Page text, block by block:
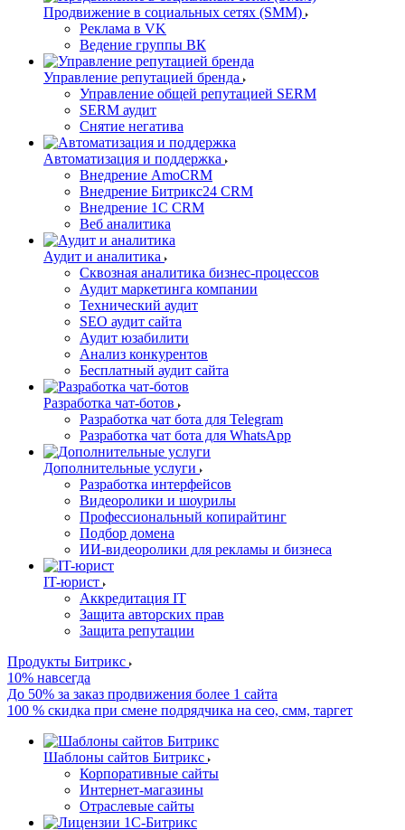
Продвижение в социальных сетях (SMM)
Реклама в VK
Ведение группы ВК
Управление репутацией бренда
Управление общей репутацией SERM
SERM аудит
Снятие негатива
Автоматизация и поддержка
Внедрение AmoCRM
Внедрение Битрикс24 CRM
Внедрение 1C CRM
Веб аналитика
Аудит и аналитика
Сквозная аналитика бизнес-процессов
Аудит маркетинга компании
Технический аудит
SEO аудит сайта
Аудит юзабилити
Анализ конкурентов
Бесплатный аудит сайта
Разработка чат-ботов
Разработка чат бота для Telegram
Разработка чат бота для WhatsApp
Дополнительные услуги
Разработка интерфейсов
Видеоролики и шоурилы
Профессиональный копирайтинг
Подбор домена
ИИ-видеоролики для рекламы и бизнеса
IT-юрист
Аккредитация IT
Защита авторских прав
Защита репутации
Продукты Битрикс
10% навсегда
До 50% за заказ продвижения более 1 сайта
100 % скидка при смене подрядчика на сео, смм, таргет
Шаблоны сайтов Битрикс
Корпоративные сайты
Интернет-магазины
Отраслевые сайты